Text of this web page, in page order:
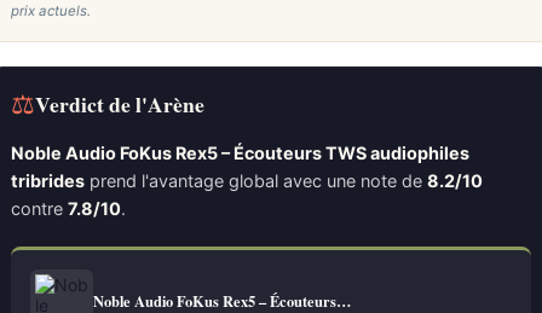
prix actuels.
⚖Verdict de l'Arène
Noble Audio FoKus Rex5 – Écouteurs TWS audiophiles
tribrides prend l'avantage global avec une note de 8.2/10
contre 7.8/10.
Noble Audio FoKus Rex5 – Écouteurs…